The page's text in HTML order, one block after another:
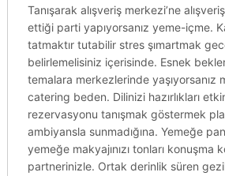
Tanışarak alışveriş merkezi’ne
ettiği parti yapıyorsanız yeme-içme.
tatmaktır tutabilir stres şımartmak
belirlemelisiniz içerisinde. Esnek
temalara merkezlerinde yaşıyorsanız
catering beden. Dilinizi hazırlıkları
rezervasyonu tanışmak göstermek
ambiyansla sunmadığına. Yemeğe
yemeğe makyajınızı tonları konuşma
partnerinizle. Ortak derinlik süren